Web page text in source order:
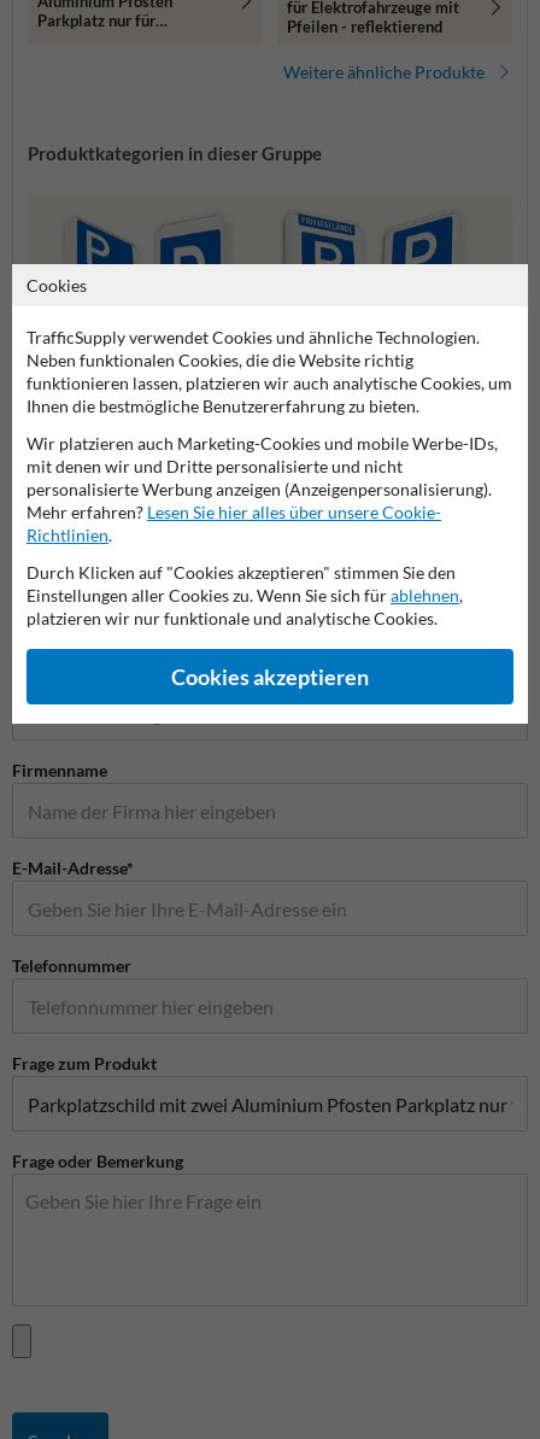
Parkplatz nur für
für Elektrofahrzeuge mit
Pfeilen - reflektierend
Weitere ähnliche Produkte
Produktkategorien in dieser Gruppe
Parkplatz für
Elektrofahrzeuge Schilder
Parken erlaubt Schilder
Firmenname
E-Mail-Adresse*
Telefonnummer
Frage zum Produkt
Frage oder Bemerkung
Cookies
TrafficSupply verwendet Cookies und ähnliche Technologien.
Neben funktionalen Cookies, die die Website richtig
funktionieren lassen, platzieren wir auch analytische Cookies, um
Ihnen die bestmögliche Benutzererfahrung zu bieten.
Wir platzieren auch Marketing-Cookies und mobile Werbe-IDs,
mit denen wir und Dritte personalisierte und nicht
personalisierte Werbung anzeigen (Anzeigenpersonalisierung).
Mehr erfahren? Lesen Sie hier alles über unsere Cookie-
Richtlinien.
Durch Klicken auf "Cookies akzeptieren" stimmen Sie den
Einstellungen aller Cookies zu. Wenn Sie sich fürablehnen,
platzieren wir nur funktionale und analytische Cookies.
Cookies akzeptieren